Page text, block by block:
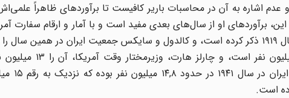
این، برآوردهای او از سال‌های بعدی مفید است و با آمار و ارقام سفارت
سال ۱۹۳۰ بالغ بر
است.